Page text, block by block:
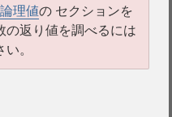
論理値の セクションを
の返り値を調べるには
。